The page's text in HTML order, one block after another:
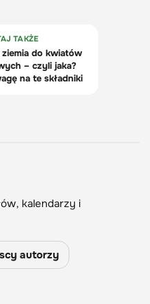
kalendarzy i
autorzy